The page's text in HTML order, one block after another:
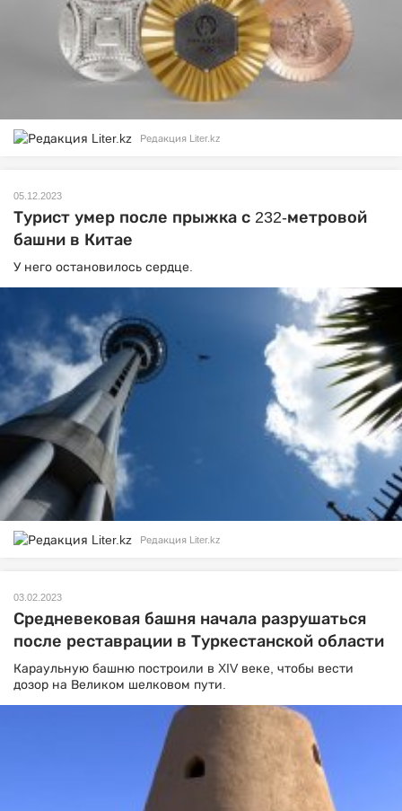
Редакция Liter.kz
05.12.2023
Турист умер после прыжка с 232-метровой
башни в Китае
У него остановилось сердце.
Редакция Liter.kz
03.02.2023
Средневековая башня начала разрушаться
после реставрации в Туркестанской области
Караульную башню построили в XIV веке, чтобы вести
дозор на Великом шелковом пути.